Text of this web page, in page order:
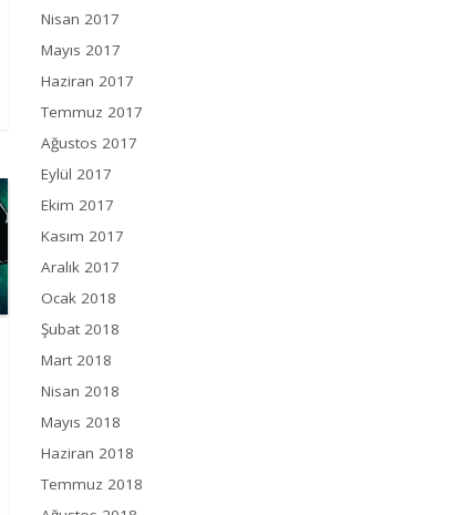
Nisan 2017
Mayıs 2017
Haziran 2017
Temmuz 2017
Ağustos 2017
Eylül 2017
Ekim 2017
Kasım 2017
Aralık 2017
Ocak 2018
Şubat 2018
Mart 2018
Nisan 2018
Mayıs 2018
Haziran 2018
Temmuz 2018